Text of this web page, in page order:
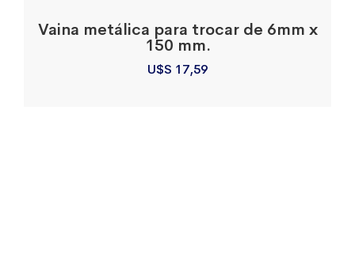
Vaina metálica para trocar de 6mm x
150 mm.
U$S 17,59